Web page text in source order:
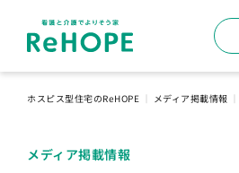
ホスピス型住宅のReHOPE メディア掲載情報
メディア掲載情報